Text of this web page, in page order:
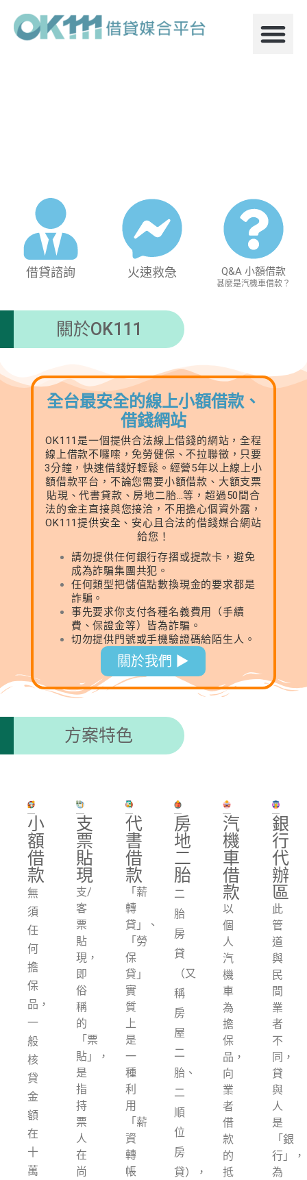
借貸諮詢 火速救急 Q&A 小額借款
甚麼是汽機車借款？
關於OK111
全台最安全的線上小額借款、
借錢網站
OK111是一個提供合法線上借錢的網站，全程
線上借款不囉嗦，免勞健保、不拉聯徵，只要
3分鐘，快速借錢好輕鬆。經營5年以上線上小
額借款平台，不論您需要小額借款、大額支票
貼現、代書貸款、房地二胎…等，超過50間合
法的金主直接與您接洽，不用擔心個資外露，
OK111提供安全、安心且合法的借錢媒合網站
給您！
請勿提供任何銀行存摺或提款卡，避免
成為詐騙集團共犯。
任何類型把儲值點數換現金的要求都是
詐騙。
事先要求你支付各種名義費用（手續
費、保證金等）皆為詐騙。
切勿提供門號或手機驗證碼給陌生人。
關於我們 ▶︎
方案特色
小
額
借
款
無
須
任
何
擔
保
品，
一
般
核
貸
金
額
在
十
萬
支
票
貼
現
支/
客
票
貼
現，
即
俗
稱
的
「票
貼」，
是
指
持
票
人
在
尚
代
書
借
款
「薪
轉
貸」、
「勞
保
貸」
實
質
上
是
一
種
利
用
「薪
資
轉
帳
房
地
二
胎
二
胎
房
貸
（又
稱
房
屋
二
胎、
二
順
位
房
貸），
汽
機
車
借
款
以
個
人
汽
機
車
為
擔
保
品，
向
業
者
借
款
的
抵
銀
行
代
辦
區
此
管
道
與
民
間
業
者
不
同，
貸
與
人
是
「銀
行」，
為